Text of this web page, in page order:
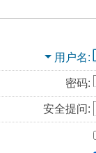
用户名
密码:
安全提问: